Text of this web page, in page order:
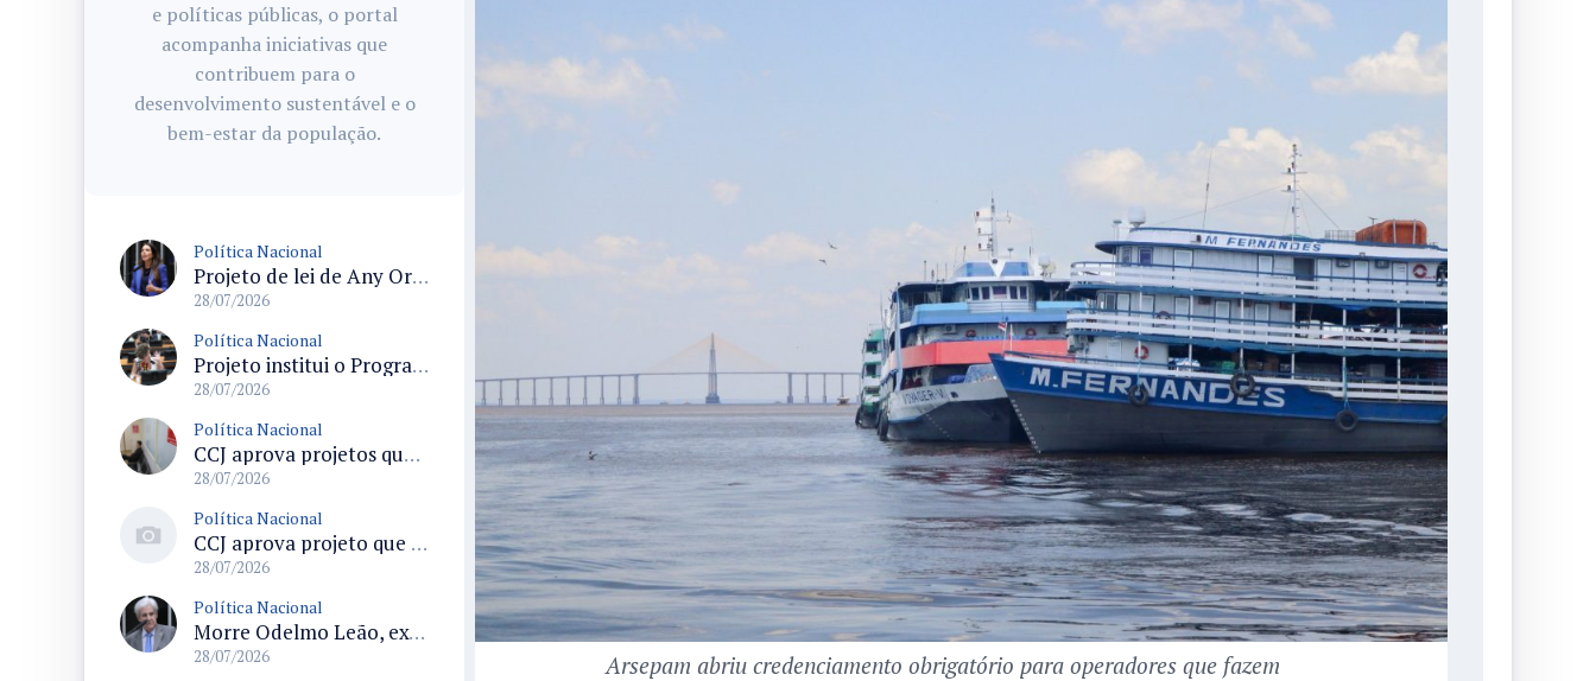
e políticas públicas, o portal
acompanha iniciativas que
contribuem para o
desenvolvimento sustentável e o
bem-estar da população.
Política Nacional
Projeto de lei de Any Ortiz retira obrigação de ajuste escolar para a Copa do Mundo Feminina 2027
28/07/2026
Política Nacional
Projeto institui o Programa Nacional de Apoio ao Aleitamento Humano em Emergências (Prame) na Câmara dos Deputados
28/07/2026
Política Nacional
CCJ aprova projetos que criam datas comemorativas e reconhecem Uberlândia como capital do paradesporto
28/07/2026
Política Nacional
CCJ aprova projeto que reconhece soldadinho-do-araripe como ave-símbolo da Chapada do Araripe
28/07/2026
Política Nacional
Morre Odelmo Leão, ex-deputado federal e duas vezes prefeito de Uberlândia, aos 80 anos
28/07/2026
Arsepam abriu credenciamento obrigatório para operadores que fazem